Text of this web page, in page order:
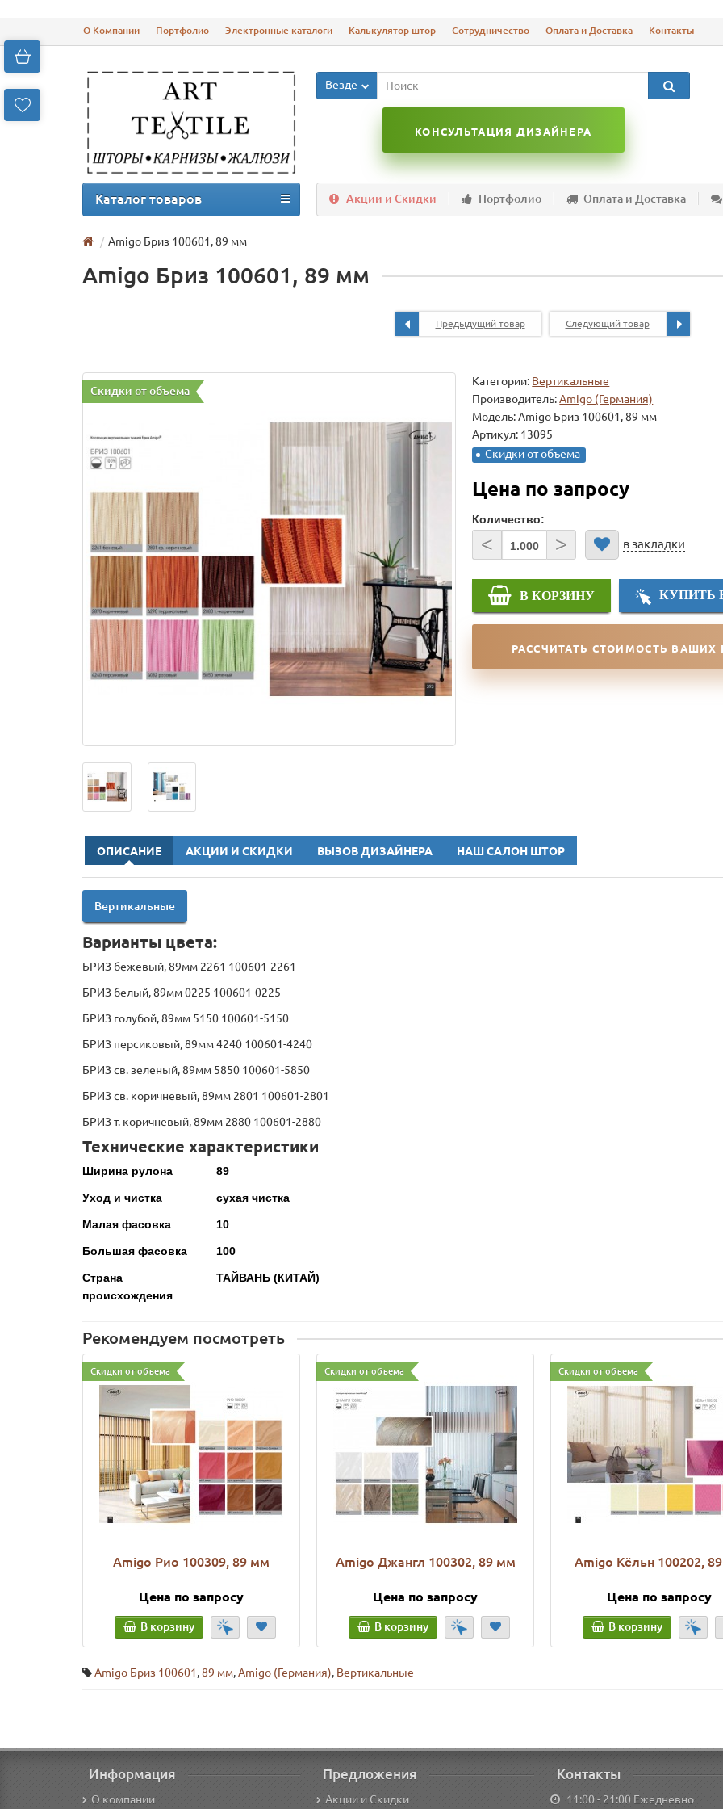
О Компании Портфолио Электронные каталоги Калькулятор штор Сотрудничество Оплата и Доставка Контакты
Везде
КОНСУЛЬТАЦИЯ ДИЗАЙНЕРА
Акции и Скидки Портфолио Оплата и Доставка
Каталог товаров
Amigo Бриз 100601, 89 мм
Amigo Бриз 100601, 89 мм
Предыдущий товар Следующий товар
Скидки от объема
Категории: Вертикальные
Производитель:Amigo (Германия)
Модель:Amigo Бриз 100601, 89 мм
Артикул: 13095
Скидки от объема
Цена по запросу
Количество:
< > в закладки
В КОРЗИНУ КУПИТЬ
РАССЧИТАТЬ СТОИМОСТЬ ВАШИХ
ОПИСАНИЕ АКЦИИ И СКИДКИ ВЫЗОВ ДИЗАЙНЕРА НАШ САЛОН ШТОР
Вертикальные
Варианты цвета:
БРИЗ бежевый, 89мм 2261 100601-2261
БРИЗ белый, 89мм 0225 100601-0225
БРИЗ голубой, 89мм 5150 100601-5150
БРИЗ персиковый, 89мм 4240 100601-4240
БРИЗ св. зеленый, 89мм 5850 100601-5850
БРИЗ св. коричневый, 89мм 2801 100601-2801
БРИЗ т. коричневый, 89мм 2880 100601-2880
Технические характеристики
Ширина рулона 89
Уход и чистка сухая чистка
Малая фасовка 10
Большая фасовка 100
Страна
происхождения
ТАЙВАНЬ (КИТАЙ)
Рекомендуем посмотреть
Скидки от объема
Amigo Рио 100309, 89 мм
Цена по запросу
В корзину
Скидки от объема
Amigo Джангл 100302, 89 мм
Цена по запросу
В корзину
Скидки от объема
Amigo Кёльн 100202,
Цена по запросу
В корзину
Amigo Бриз 100601,89 мм,Amigo (Германия), Вертикальные
Информация
О компании
Предложения
Акции и Скидки
Контакты
11:00 - 21:00 Ежедневно